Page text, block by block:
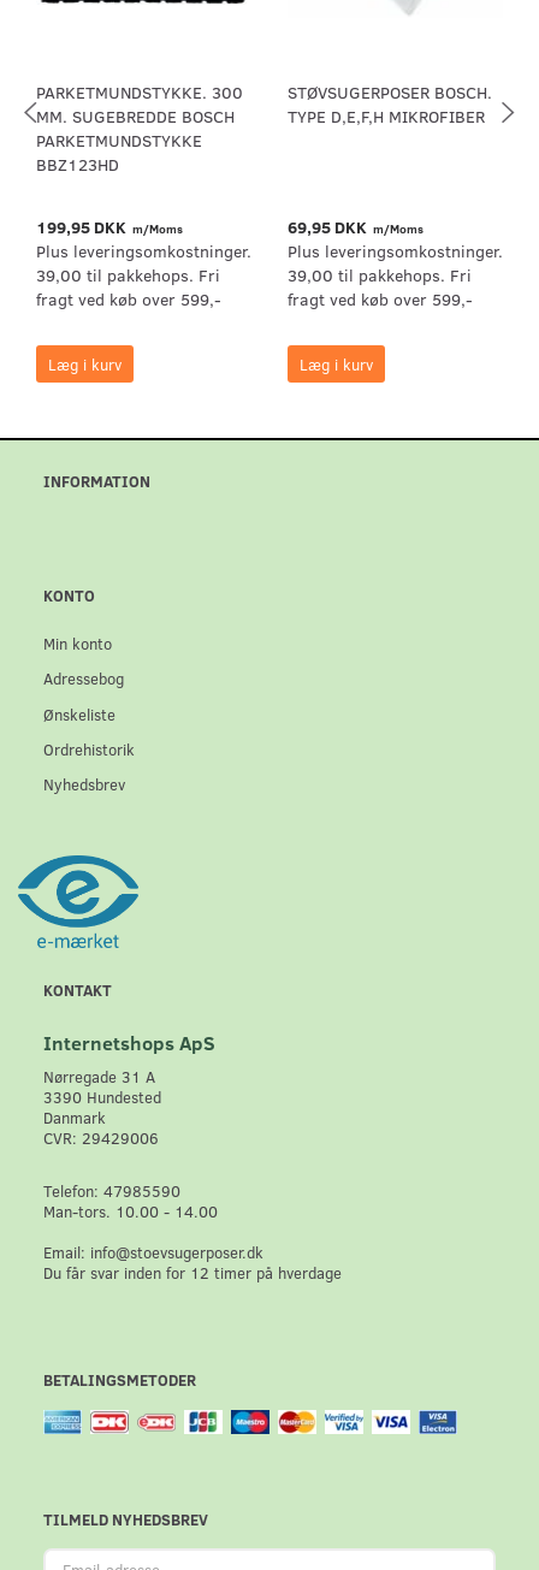
PARKETMUNDSTYKKE. 300
MM. SUGEBREDDE BOSCH
PARKETMUNDSTYKKE
BBZ123HD
199,95 DKK m/Moms
Plus leveringsomkostninger.
39,00 til pakkehops. Fri
fragt ved køb over 599,-
Læg i kurv
STØVSUGERPOSER BOSCH.
TYPE D,E,F,H MIKROFIBER
69,95 DKK m/Moms
Plus leveringsomkostninger.
39,00 til pakkehops. Fri
fragt ved køb over 599,-
Læg i kurv
INFORMATION
KONTO
Min konto
Adressebog
Ønskeliste
Ordrehistorik
Nyhedsbrev
KONTAKT
Internetshops ApS
Nørregade 31 A
3390 Hundested
Danmark
CVR: 29429006
Telefon: 47985590
Man-tors. 10.00 - 14.00
Email: info@stoevsugerposer.dk
Du får svar inden for 12 timer på hverdage
BETALINGSMETODER
TILMELD NYHEDSBREV
Email-